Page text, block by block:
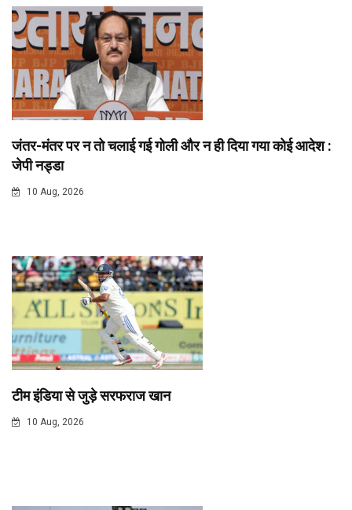
जंतर-मंतर पर न तो चलाई गई गोली और न ही दिया गया कोई आदेश :
जेपी नड्डा
10 Aug, 2026
टीम इंडिया से जुड़े सरफराज खान
10 Aug, 2026